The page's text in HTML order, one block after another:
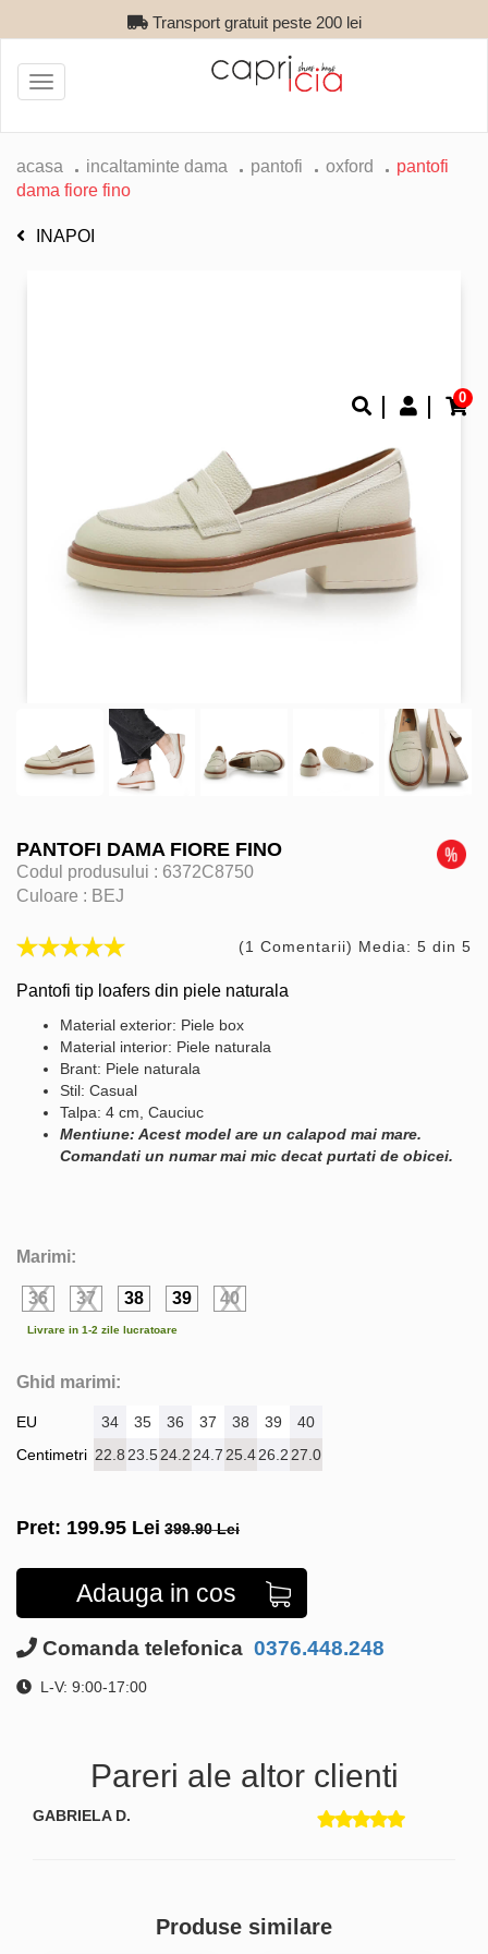
Transport gratuit peste 200 lei
0
Toggle
navigation
acasa incaltaminte dama pantofi oxford
pantofi
dama fiore fino
INAPOI
PANTOFI DAMA FIORE FINO
Codul produsului : 6372C8750
Culoare : BEJ
(1 Comentarii) Media: 5 din 5
Pantofi tip loafers din piele naturala
Material exterior: Piele box
Material interior: Piele naturala
Brant: Piele naturala
Stil: Casual
Talpa: 4 cm, Cauciuc
Mentiune: Acest model are un calapod mai mare.
Comandati un numar mai mic decat purtati de obicei.
Marimi:
36 37 38 39 40
Livrare in 1-2 zile lucratoare
Ghid marimi:
EU
Centimetri
34 35 36 37 38 39
40
22.8 23.524.2 24.7 25.426.2 27.0
Pret: 199.95 Lei 399.90 Lei
Adauga in cos
Comanda telefonica 0376.448.248
L-V: 9:00-17:00
Pareri ale altor clienti
GABRIELA D.
Produse similare